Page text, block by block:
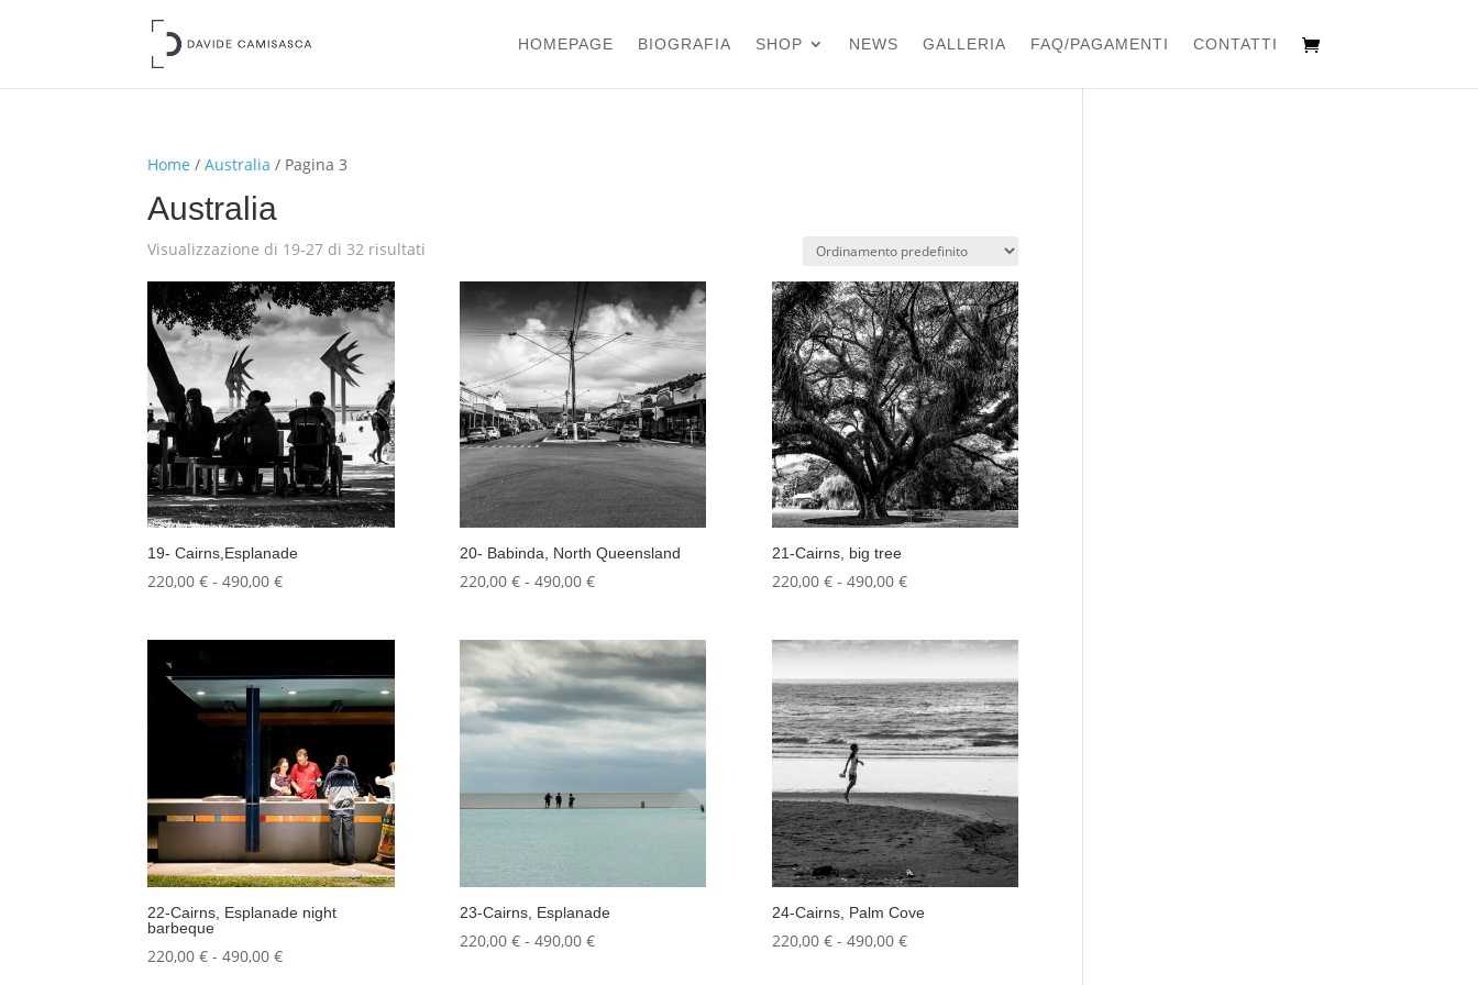
HOMEPAGE BIOGRAFIA SHOP NEWS GALLERIA FAQ/PAGAMENTI CONTATTI
Home /Australia / Pagina 3
Australia
Visualizzazione di 19-27 di 32 risultati
19- Cairns,Esplanade
220,00€ - 490,00€Fascia
220,00 €
a
490,00 €
20- Babinda, North Queensland
220,00 € - 490,00 €Fascia
da
220,00 €
a
490,00 €
21-Cairns, big tree
220,00 € - 490,00 €Fascia
da
220,00 €
a
490,00 €
22-Cairns, Esplanade night
barbeque
220,00€ - 490,00€Fascia
23-Cairns, Esplanade
220,00 € - 490,00 €Fascia
24-Cairns, Palm Cove
220,00 € - 490,00 €Fascia